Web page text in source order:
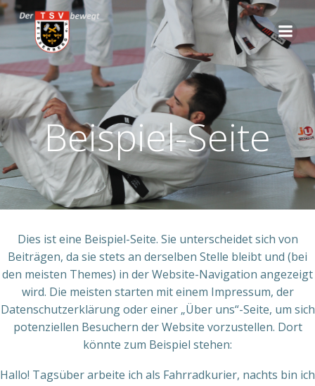
Zum
Inhalt
springen
Beispiel-Seite
Dies ist eine Beispiel-Seite. Sie unterscheidet sich von
Beiträgen, da sie stets an derselben Stelle bleibt und (bei
den meisten Themes) in der Website-Navigation angezeigt
wird. Die meisten starten mit einem Impressum, der
Datenschutzerklärung oder einer „Über uns“-Seite, um sich
potenziellen Besuchern der Website vorzustellen. Dort
könnte zum Beispiel stehen:
Hallo! Tagsüber arbeite ich als Fahrradkurier, nachts bin ich